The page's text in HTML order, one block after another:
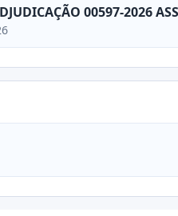
00597-2026